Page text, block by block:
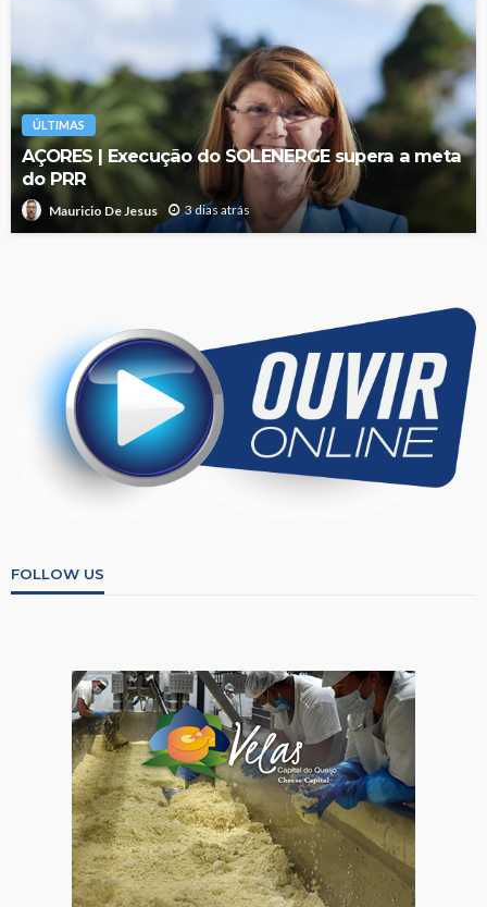
ÚLTIMAS
AÇORES | Execução do SOLENERGE supera a meta
do PRR
Mauricio De Jesus 3 dias atrás
FOLLOW US